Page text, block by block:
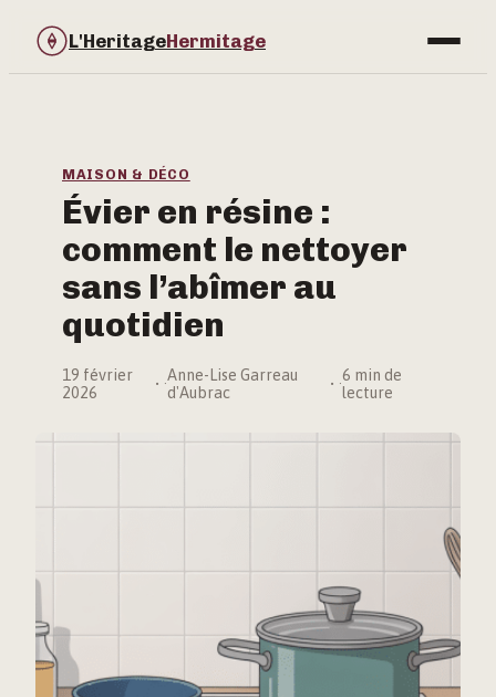
L'HeritageHermitage
Immobilier
Jardinage
Maison & Déco
MAISON & DÉCO
Évier en résine :
comment le nettoyer
sans l’abîmer au
quotidien
19 février
2026
·Anne-Lise Garreau
d'Aubrac
·6 min de
lecture